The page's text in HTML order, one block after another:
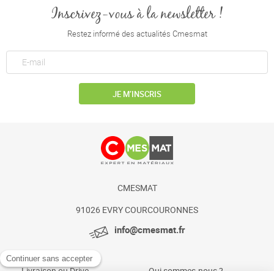
Inscrivez-vous à la newsletter !
Restez informé des actualités Cmesmat
JE M’INSCRIS
CMESMAT
91026 EVRY COURCOURONNES
info@cmesmat.fr